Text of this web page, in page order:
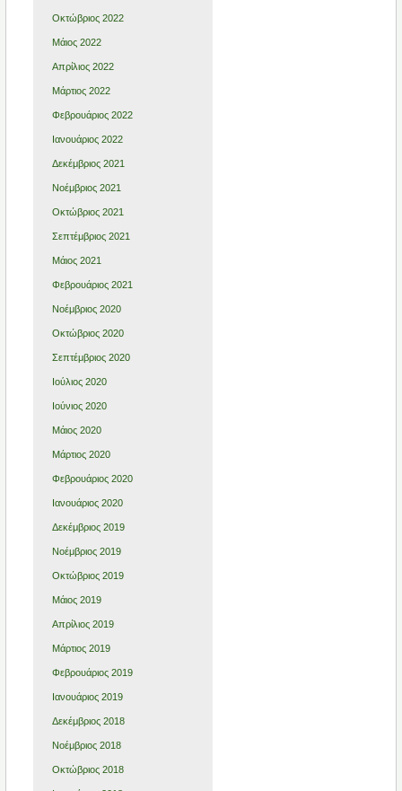
Οκτώβριος 2022
Μάιος 2022
Απρίλιος 2022
Μάρτιος 2022
Φεβρουάριος 2022
Ιανουάριος 2022
Δεκέμβριος 2021
Νοέμβριος 2021
Οκτώβριος 2021
Σεπτέμβριος 2021
Μάιος 2021
Φεβρουάριος 2021
Νοέμβριος 2020
Οκτώβριος 2020
Σεπτέμβριος 2020
Ιούλιος 2020
Ιούνιος 2020
Μάιος 2020
Μάρτιος 2020
Φεβρουάριος 2020
Ιανουάριος 2020
Δεκέμβριος 2019
Νοέμβριος 2019
Οκτώβριος 2019
Μάιος 2019
Απρίλιος 2019
Μάρτιος 2019
Φεβρουάριος 2019
Ιανουάριος 2019
Δεκέμβριος 2018
Νοέμβριος 2018
Οκτώβριος 2018